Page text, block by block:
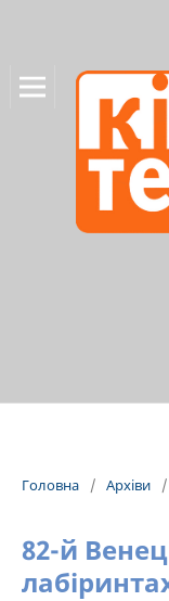
Головна / Архіви /
82-й